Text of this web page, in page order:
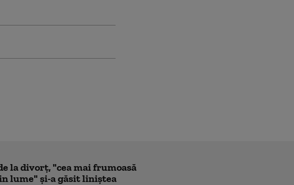
la divorț, "cea mai frumoasă
lume" și-a găsit liniștea